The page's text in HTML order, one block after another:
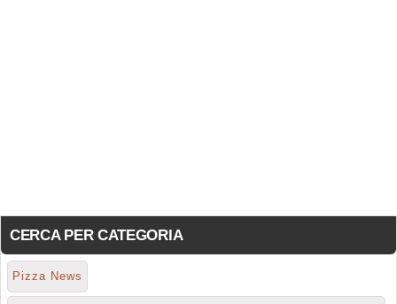
CERCA PER CATEGORIA
Pizza News